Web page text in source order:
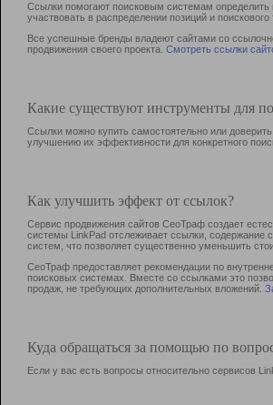
Ссылки помогают поисковым системам определить
участвовать в раcпределении позиций и поискового
Все успешные бренды владеют сайтами со
продвижения своего проекта. Смотреть ссылки
Какие существуют инструменты для
Ссылки можно купить самостоятельно или
улучшению их эффективности для конкретного
Как улучшить эффект от ссылок?
Сервис продвижения сайтов СеоТраф создает
системы LinkPad отслеживает ссылки, содержание
систем, что позволяет существенно уменьшить
СеоТраф предоставляет рекомендации по
поисковых системах. Вместе со ссылками это
продаж, не требующих дополнительных вложений.
Куда обращаться за помощью по
Если у вас есть вопросы относительно сервисов